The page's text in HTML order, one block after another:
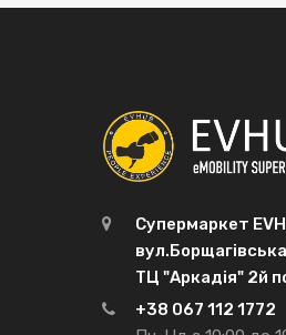
Супермаркет
ТЦ "Аркадія" 2й
+38 067 112 1772